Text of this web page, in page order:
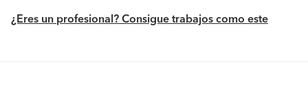
¿Eres un profesional? Consigue trabajos como este